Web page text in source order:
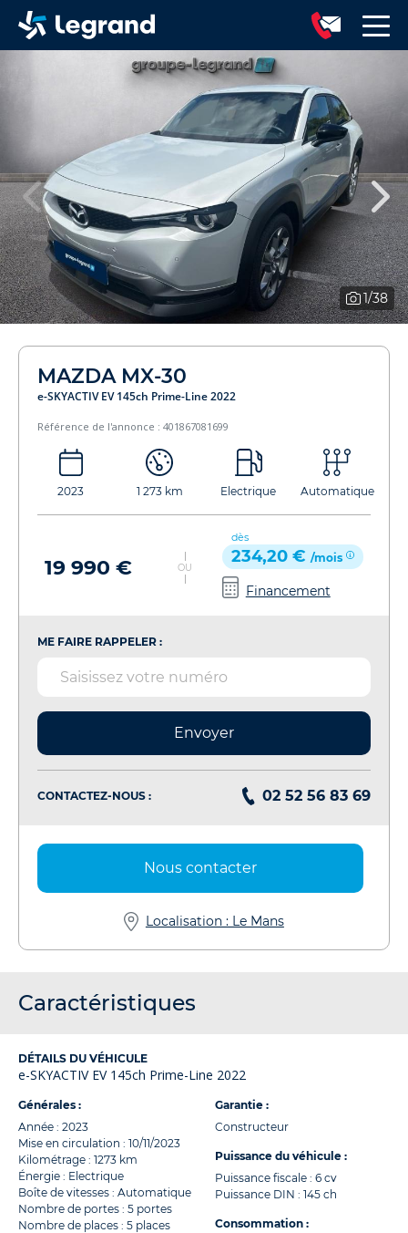
1/38
MAZDA MX-30
e-SKYACTIV EV 145ch Prime-Line 2022
Référence de l'annonce : 401867081699
2023 1 273 km Electrique Automatique
19 990 € OU
dès
234,20 € /mois
Financement
ME FAIRE RAPPELER :
Envoyer
CONTACTEZ-NOUS : 02 52 56 83 69
Nous contacter
Localisation : Le Mans
Caractéristiques
DÉTAILS DU VÉHICULE
e-SKYACTIV EV 145ch Prime-Line 2022
Générales :
Année : 2023
Mise en circulation : 10/11/2023
Kilométrage : 1273 km
Énergie : Electrique
Boîte de vitesses : Automatique
Nombre de portes : 5 portes
Nombre de places : 5 places
Garantie :
Constructeur
Puissance du véhicule :
Puissance fiscale : 6 cv
Puissance DIN : 145 ch
Consommation :